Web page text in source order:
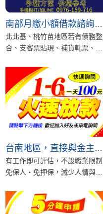
南部月繳小額借款諮詢｜雲嘉南高屏3萬10萬20萬可先問
北北基、桃竹苗地區若有債務整
合、支客票貼現、補貨軋票、土
週轉需求，可先來...
台南地區，直接與金主洽談
有工作即可評估，不設職業限制
免保人・免押保，減少人情與心
免不必要往返條件...